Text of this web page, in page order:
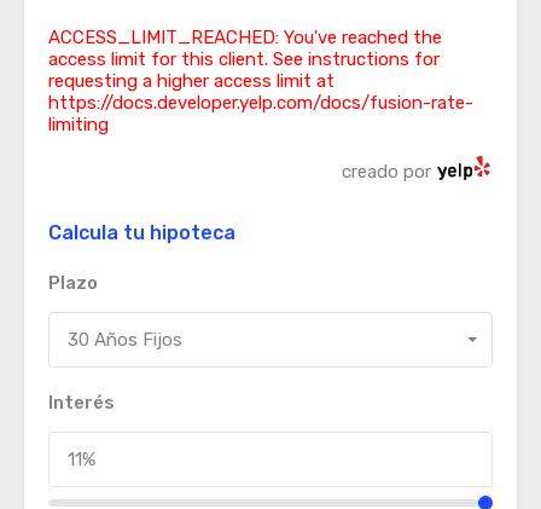
ACCESS_LIMIT_REACHED: You've reached the
access limit for this client. See instructions for
requesting a higher access limit at
https://docs.developer.yelp.com/docs/fusion-rate-
limiting
creado por
Calcula tu hipoteca
Plazo
30 Años Fijos
Interés